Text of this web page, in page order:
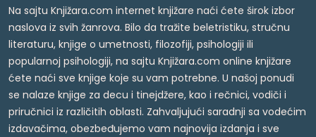
Na sajtu Knjižara.com internet knjižare naći ćete širok izbor
naslova iz svih žanrova. Bilo da tražite beletristiku, stručnu
literaturu, knjige o umetnosti, filozofiji, psihologiji ili
popularnoj psihologiji, na sajtu Knjižara.com online knjižare
ćete naći sve knjige koje su vam potrebne. U našoj ponudi
se nalaze knjige za decu i tinejdžere, kao i rečnici, vodiči i
priručnici iz različitih oblasti. Zahvaljujući saradnji sa vodećim
izdavačima, obezbeđujemo vam najnovija izdanja i sve